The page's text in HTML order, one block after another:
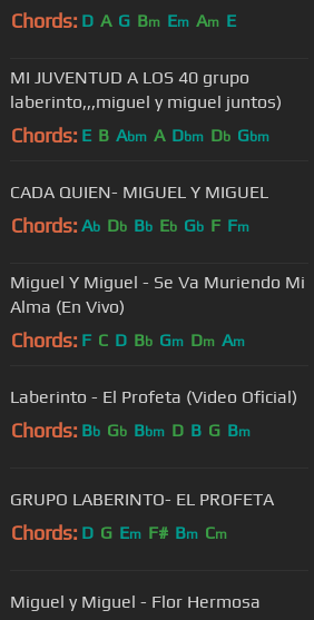
Chords: D A G Bm Em Am E
MI JUVENTUD A LOS 40 grupo
laberinto,,,miguel y miguel juntos)
Chords: E B Abm A Dbm Db Gbm
CADA QUIEN- MIGUEL Y MIGUEL
Chords: Ab Db Bb Eb Gb F Fm
Miguel Y Miguel - Se Va Muriendo Mi
Alma (En Vivo)
Chords: F C D Bb Gm Dm Am
Laberinto - El Profeta (Video Oficial)
Chords: Bb Gb Bbm D B G Bm
GRUPO LABERINTO- EL PROFETA
Chords: D G Em F# Bm Cm
Miguel y Miguel - Flor Hermosa